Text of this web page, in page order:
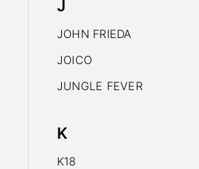
J
JOHN FRIEDA
JOICO
JUNGLE FEVER
K
K18